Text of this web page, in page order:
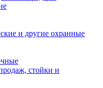
и другие охранные
стойки и